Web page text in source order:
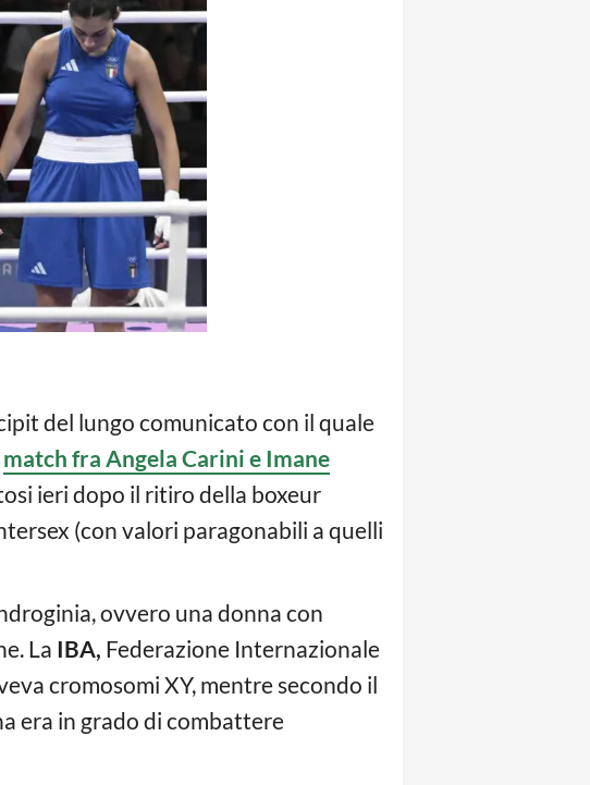
del lungo comunicato con il quale
match fra Angela Carini e Imane
ieri dopo il ritiro della boxeur
(con valori paragonabili a quelli
ovvero una donna con
La IBA, Federazione Internazionale
cromosomi XY, mentre secondo il
era in grado di combattere